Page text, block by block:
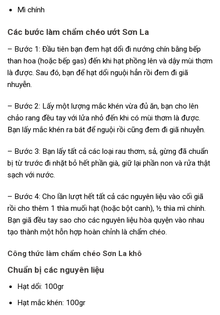
Mì chính
Các bước làm chẩm chéo ướt Sơn La
– Bước 1: Đầu tiên bạn đem hạt dổi đi nướng chín bằng bếp
than hoa (hoặc bếp gas) đến khi hạt phồng lên và dậy mùi thơm
là được. Sau đó, bạn để hạt dổi nguội hẳn rồi đem đi giã
nhuyễn.
– Bước 2: Lấy một lượng mắc khén vừa đủ ăn, bạn cho lên
chảo rang đều tay với lửa nhỏ đến khi có mùi thơm là được.
Bạn lấy mắc khén ra bát để nguội rồi cũng đem đi giã nhuyễn.
– Bước 3: Bạn lấy tất cả các loại rau thơm, sả, gừng đã chuẩn
bị từ trước đi nhặt bỏ hết phần già, giữ lại phần non và rửa thật
sạch với nước.
– Bước 4: Cho lần lượt hết tất cả các nguyên liệu vào cối giã
rồi cho thêm 1 thìa muối hạt (hoặc bột canh), ½ thìa mì chính.
Bạn giã đều tay sao cho các nguyên liệu hòa quyện vào nhau
tạo thành một hỗn hợp hoàn chỉnh là chẩm chéo.
Công thức làm chẩm chéo Sơn La khô
Chuẩn bị các nguyên liệu
Hạt dổi: 100gr
Hạt mắc khén: 100gr